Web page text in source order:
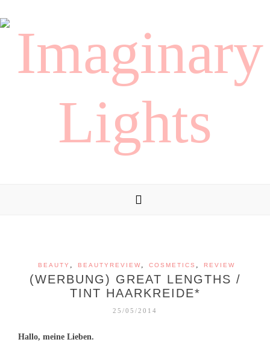
BEAUTY , BEAUTYREVIEW, COSMETICS , REVIEW
(WERBUNG) GREAT LENGTHS /
TINT HAARKREIDE*
25/05/2014
Hallo, meine Lieben.